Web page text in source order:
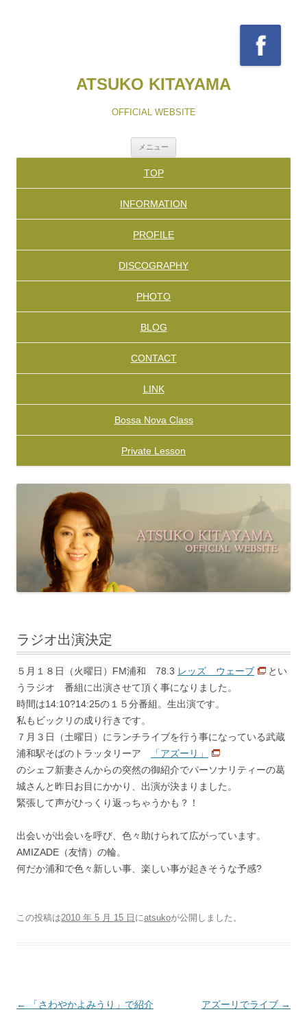
ATSUKO KITAYAMA
OFFICIAL WEBSITE
メニュー
ツ
ス
キ
TOP
INFORMATION
PROFILE
DISCOGRAPHY
PHOTO
BLOG
CONTACT
LINK
Bossa Nova Class
Private Lesson
ラジオ出演決定
５月１８日（火曜日）FM浦和 78.3 レッズ ウェーブ
とい
うラジオ 番組に出演させて頂く事になりました。
時間は14:10?14:25の１５分番組。生出演です。
私もビックリの成り行きです。
７月３日（土曜日）にランチライブを行う事になっている武蔵
浦和駅そばのトラッタリーア
「アズーリ」
のシェフ新妻さんからの突然の御紹介でパーソナリティーの葛
城さんと昨日お目にかかり、出演が決まりました。
緊張して声がひっくり返っちゃうかも？！
出会いが出会いを呼び、色々助けられて広がっています。
AMIZADE（友情）の輪。
何だか浦和で色々新しい事、楽しい事が起きそうな予感?
この投稿は2010 年 5 月 15 日 にatsukoが公開しました 。
投
←
「さわやかよみうり」で紹介
アズーリでライブ →